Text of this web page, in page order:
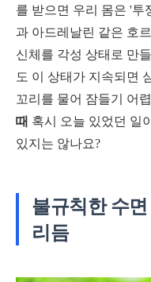
를 받으면 우리 몸은 '투
과 아드레날린 같은 호
신체를 각성 상태로 만
도 이 상태가 지속되면
꼬리를 물어 잠들기 어
때 혹시 오늘 있었던 일
있지는 않나요?
불규칙한 수
리듬